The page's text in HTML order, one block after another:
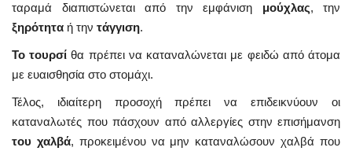
ταραμά διαπιστώνεται από την εμφάνιση μούχλας, την
ξηρότητα ή την τάγγιση.
Το τουρσίθα πρέπει να καταναλώνεται με φειδώ από άτομα
με ευαισθησία στο στομάχι.
Τέλος, ιδιαίτερη προσοχή πρέπει να επιδεικνύουν οι
καταναλωτές που πάσχουν από αλλεργίες στην επισήμανση
του χαλβά, προκειμένου να μην καταναλώσουν χαλβά που